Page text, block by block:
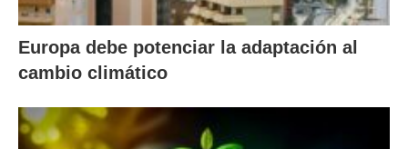
Europa debe potenciar la adaptación al
cambio climático